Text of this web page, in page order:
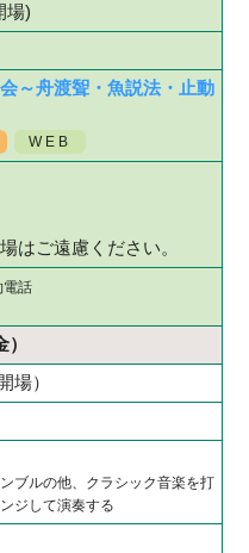
場)
～舟渡聟・魚説法・止動
WEB
はご遠慮ください。
電話
）
場）
ブルの他、クラシック音楽を打
ジして演奏する